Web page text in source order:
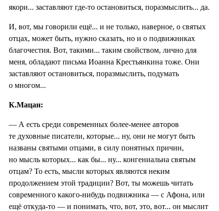
якори... заставляют где-то остановиться, поразмыслить... да.
И, вот, мы говорили ещё... и не только, наверное, о святых
отцах, может быть, нужно сказать, но и о подвижниках
благочестия. Вот, такими... таким свойством, лично для
меня, обладают письма Иоанна Крестьянкина тоже. Они
заставляют остановиться, поразмыслить, подумать
о многом...
К.Мацан:
— А есть среди современных более-менее авторов
те духовные писатели, которые... ну, они не могут быть
названы святыми отцами, в силу понятных причин,
но мысль которых... как бы... ну... конгениальна святым
отцам? То есть, мысли которых являются неким
продолжением этой традиции? Вот, ты можешь читать
современного какого-нибудь подвижника — с Афона, или
ещё откуда-то — и понимать, что, вот, это, вот... он мыслит